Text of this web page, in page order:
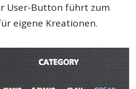
User-Button führt zum
eigene Kreationen.